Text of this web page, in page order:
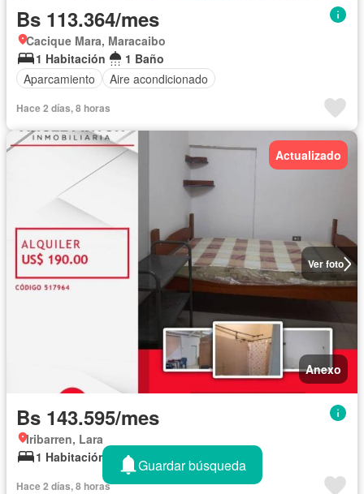
Bs 113.364/mes
Cacique Mara, Maracaibo
1 Habitación
1 Baño
Aparcamiento
Aire acondicionado
Hace 2 días, 8 horas
Ver foto
Actualizado
Anexo
Bs 143.595/mes
Iribarren, Lara
1 Habitación
1 Baño
Hace 2 días, 8 horas
Guardar búsqueda